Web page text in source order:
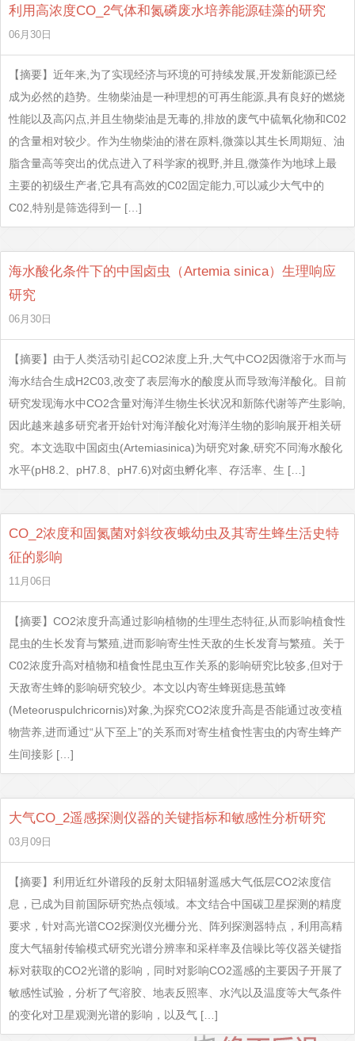
利用高浓度CO_2气体和氮磷废水培养能源硅藻的研究
06月30日
【摘要】近年来,为了实现经济与环境的可持续发展,开发新能源已经
成为必然的趋势。生物柴油是一种理想的可再生能源,具有良好的燃烧
性能以及高闪点,并且生物柴油是无毒的,排放的废气中硫氧化物和C02
的含量相对较少。作为生物柴油的潜在原料,微藻以其生长周期短、油
脂含量高等突出的优点进入了科学家的视野,并且,微藻作为地球上最
主要的初级生产者,它具有高效的C02固定能力,可以减少大气中的
C02,特别是筛选得到一 […]
海水酸化条件下的中国卤虫（Artemia sinica）生理响应
研究
06月30日
【摘要】由于人类活动引起CO2浓度上升,大气中CO2因微溶于水而与
海水结合生成H2C03,改变了表层海水的酸度从而导致海洋酸化。目前
研究发现海水中CO2含量对海洋生物生长状况和新陈代谢等产生影响,
因此越来越多研究者开始针对海洋酸化对海洋生物的影响展开相关研
究。本文选取中国卤虫(Artemiasinica)为研究对象,研究不同海水酸化
水平(pH8.2、pH7.8、pH7.6)对卤虫孵化率、存活率、生 […]
CO_2浓度和固氮菌对斜纹夜蛾幼虫及其寄生蜂生活史特
征的影响
11月06日
【摘要】CO2浓度升高通过影响植物的生理生态特征,从而影响植食性
昆虫的生长发育与繁殖,进而影响寄生性天敌的生长发育与繁殖。关于
C02浓度升高对植物和植食性昆虫互作关系的影响研究比较多,但对于
天敌寄生蜂的影响研究较少。本文以内寄生蜂斑痣悬茧蜂
(Meteoruspulchricornis)对象,为探究CO2浓度升高是否能通过改变植
物营养,进而通过“从下至上”的关系而对寄生植食性害虫的内寄生蜂产
生间接影 […]
大气CO_2遥感探测仪器的关键指标和敏感性分析研究
03月09日
【摘要】利用近红外谱段的反射太阳辐射遥感大气低层CO2浓度信
息，已成为目前国际研究热点领域。本文结合中国碳卫星探测的精度
要求，针对高光谱CO2探测仪光栅分光、阵列探测器特点，利用高精
度大气辐射传输模式研究光谱分辨率和采样率及信噪比等仪器关键指
标对获取的CO2光谱的影响，同时对影响CO2遥感的主要因子开展了
敏感性试验，分析了气溶胶、地表反照率、水汽以及温度等大气条件
的变化对卫星观测光谱的影响，以及气 […]